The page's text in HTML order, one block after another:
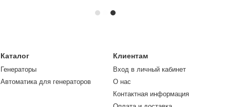
Каталог
Генераторы
Автоматика для генераторов
Клиентам
Вход в личный кабинет
О нас
Контактная информация